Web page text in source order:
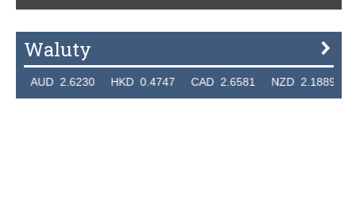
Waluty
AUD 2.6230 HKD 0.4747 CAD 2.6581 NZD 2.1889